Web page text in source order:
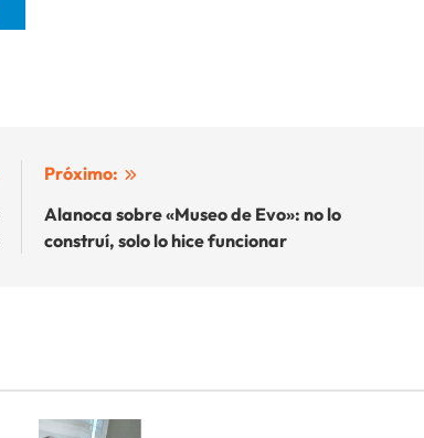
Próximo:
Alanoca sobre «Museo de Evo»: no lo
construí, solo lo hice funcionar